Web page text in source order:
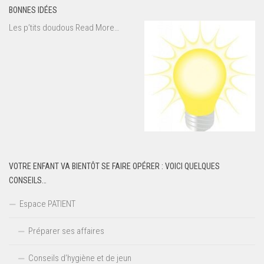
BONNES IDÉES
Les p’tits doudous Read More…
VOTRE ENFANT VA BIENTÔT SE FAIRE OPÉRER : VOICI QUELQUES
CONSEILS…
Espace PATIENT
Préparer ses affaires
Conseils d’hygiène et de jeun